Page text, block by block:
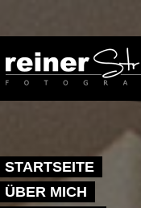
STARTSEITE
ÜBER MICH